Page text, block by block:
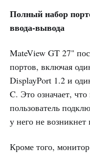
Полный набор
ввода-вывода
MateView GT 27"
портов, включая
DisplayPort 1.2 и
C. Это означает,
пользователь
у него не
Кроме того,